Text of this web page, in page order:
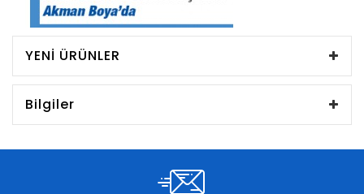
YENI ÜRÜNLER
Bilgiler